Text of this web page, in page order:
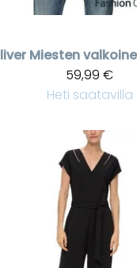
59,99 €
Heti saatavilla